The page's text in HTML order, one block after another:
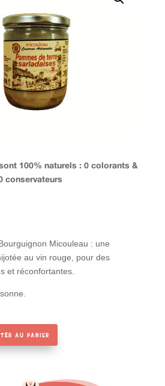
100% naturels : 0 colorants &
conservateurs
Micouleau : une
au vin rouge, pour des
et réconfortantes.
au panier